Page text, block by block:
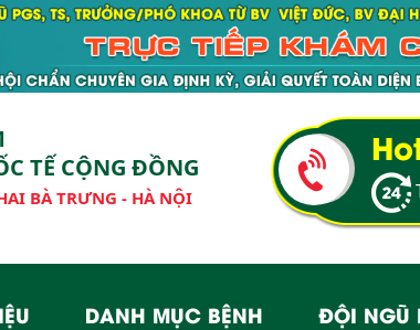
TẾ CỘNG ĐỒNG
BÀ TRƯNG - HÀ NỘI
DANH MỤC BỆNH ĐỘI NGŨ